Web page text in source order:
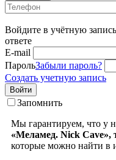
Войдите в учётную
ответе
E-mail
ПарольЗабыли пароль?
Создать учетную запись
Войти
Запомнить
Мы гарантируем, что у
«Меламед. Nick Cave»,
которые можно найти в